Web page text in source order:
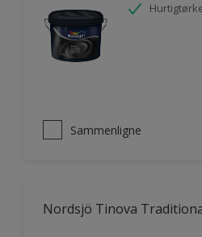
Sammenligne
Nordsjö Tinova